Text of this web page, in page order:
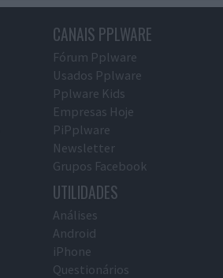
CANAIS PPLWARE
Fórum Pplware
Usados Pplware
Pplware Kids
Empresas Hoje
PiPplware
Newsletter
Grupos Facebook
UTILIDADES
Análises
Android
iPhone
Questionários